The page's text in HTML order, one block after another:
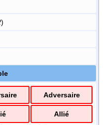
)
Adversaire
Allié